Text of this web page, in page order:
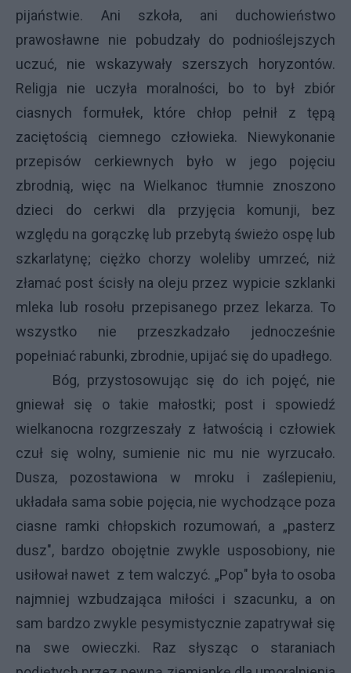
pijaństwie. Ani szkoła, ani duchowieństwo
prawosławne nie pobudzały do podnioślejszych
uczuć, nie wskazywały szerszych horyzontów.
Religja nie uczyła moralności, bo to był zbiór
ciasnych formułek, które chłop pełnił z tępą
zaciętością ciemnego człowieka. Niewykonanie
przepisów cerkiewnych było w jego pojęciu
zbrodnią, więc na Wielkanoc tłumnie znoszono
dzieci do cerkwi dla przyjęcia komunji, bez
względu na gorączkę lub przebytą świeżo ospę lub
szkarlatynę; ciężko chorzy woleliby umrzeć, niż
złamać post ścisły na oleju przez wypicie szklanki
mleka lub rosołu przepisanego przez lekarza. To
wszystko nie przeszkadzało jednocześnie
popełniać rabunki, zbrodnie, upijać się do upadłego.
Bóg, przystosowując się do ich pojęć, nie
gniewał się o takie małostki; post i spowiedź
wielkanocna rozgrzeszały z łatwością i człowiek
czuł się wolny, sumienie nic mu nie wyrzucało.
Dusza, pozostawiona w mroku i zaślepieniu,
układała sama sobie pojęcia, nie wychodzące poza
ciasne ramki chłopskich rozumowań, a „pasterz
dusz", bardzo obojętnie zwykle usposobiony, nie
usiłował nawet z tem walczyć. „Pop" była to osoba
najmniej wzbudzająca miłości i szacunku, a on
sam bardzo zwykle pesymistycznie zapatrywał się
na swe owieczki. Raz słysząc o staraniach